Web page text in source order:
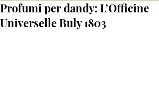
Profumi per dandy: L’Officine
Universelle Buly 1803